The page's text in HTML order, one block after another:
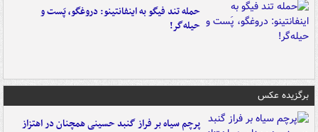
حمله تند فیگو به اینفانتینو: دروغگو، پَست‌ و
حیله‌گر!
برگزیده عکس
پرچم سیاه بر فراز گنبد حسینی همچنان در اهتزاز